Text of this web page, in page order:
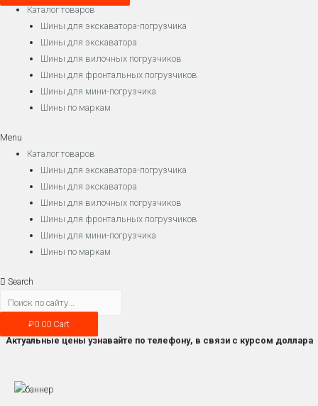
Каталог товаров
Шины для экскаватора-погрузчика
Шины для экскаватора
Шины для вилочных погрузчиков
Шины для фронтальных погрузчиков
Шины для мини-погрузчика
Шины по маркам
Menu
Каталог товаров
Шины для экскаватора-погрузчика
Шины для экскаватора
Шины для вилочных погрузчиков
Шины для фронтальных погрузчиков
Шины для мини-погрузчика
Шины по маркам
Search
₽0.00 Cart
Актуальные цены узнавайте по телефону, в связи с курсом доллара